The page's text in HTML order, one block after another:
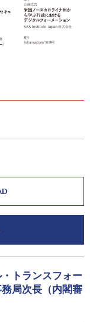
トランスフォー
局次長（内閣審